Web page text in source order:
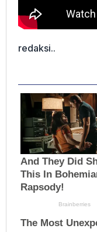
redaksi..